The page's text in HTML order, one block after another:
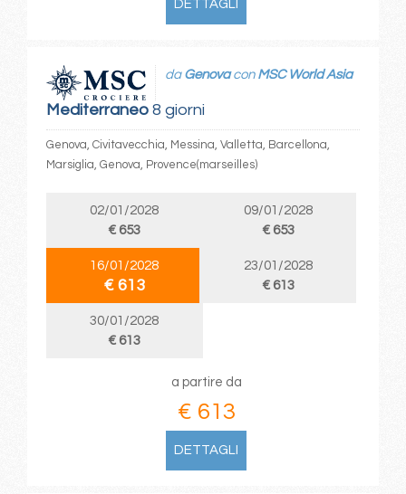
DETTAGLI
Mediterraneo8 giorni
da Genovacon MSC World Asia
Genova, Civitavecchia, Messina, Valletta, Barcellona,
Marsiglia, Genova, Provence(marseilles)
02/01/2028
€ 653
09/01/2028
€ 653
16/01/2028
€ 613
23/01/2028
€ 613
30/01/2028
€ 613
a partire da
€ 613
DETTAGLI